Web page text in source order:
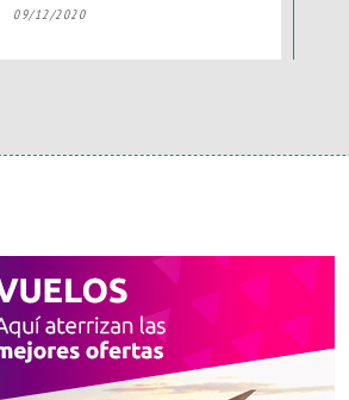
09/12/2020